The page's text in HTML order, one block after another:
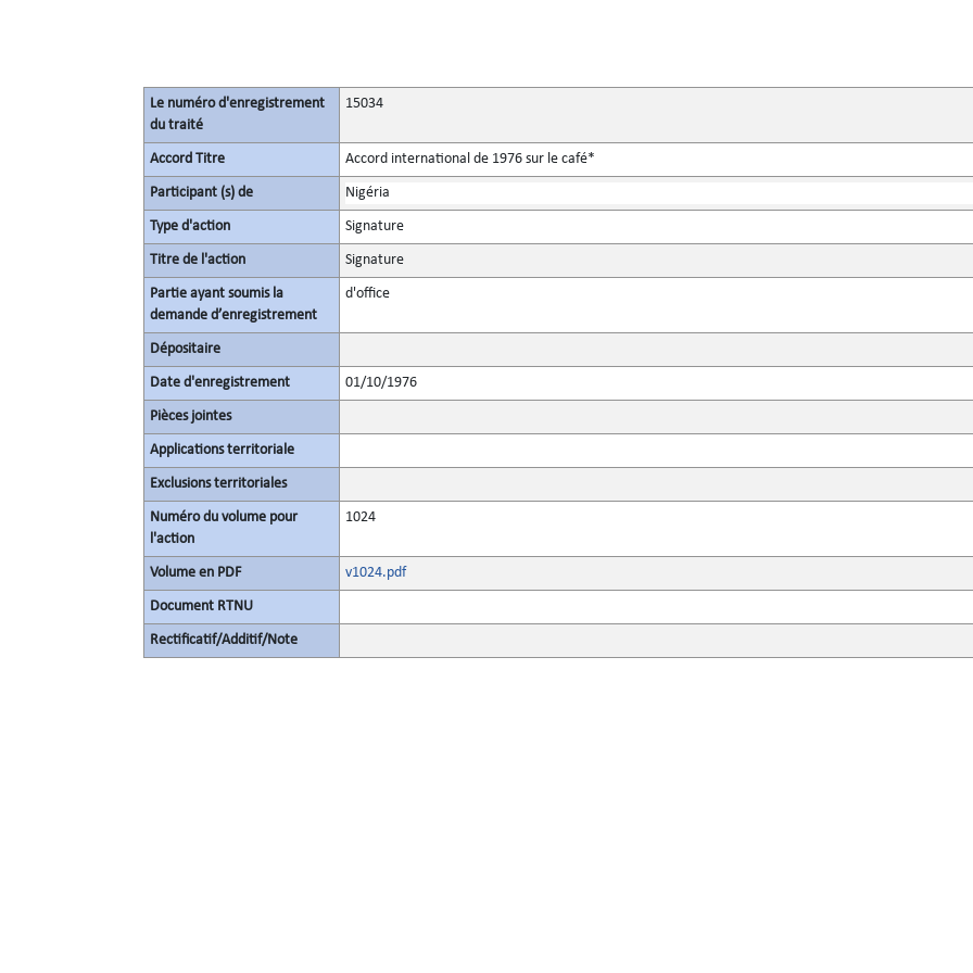
Le numéro d'enregistrement
du traité
15034
Accord Titre Accord international de 1976 sur le café*
Participant (s) de Nigéria
Type d'action Signature
Titre de l'action Signature
Partie ayant soumis la
demande d’enregistrement
d'office
Dépositaire
Date d'enregistrement 01/10/1976
Pièces jointes
Applications territoriale
Exclusions territoriales
Numéro du volume pour
l'action
1024
Volume en PDF v1024.pdf
Document RTNU
Rectificatif/Additif/Note